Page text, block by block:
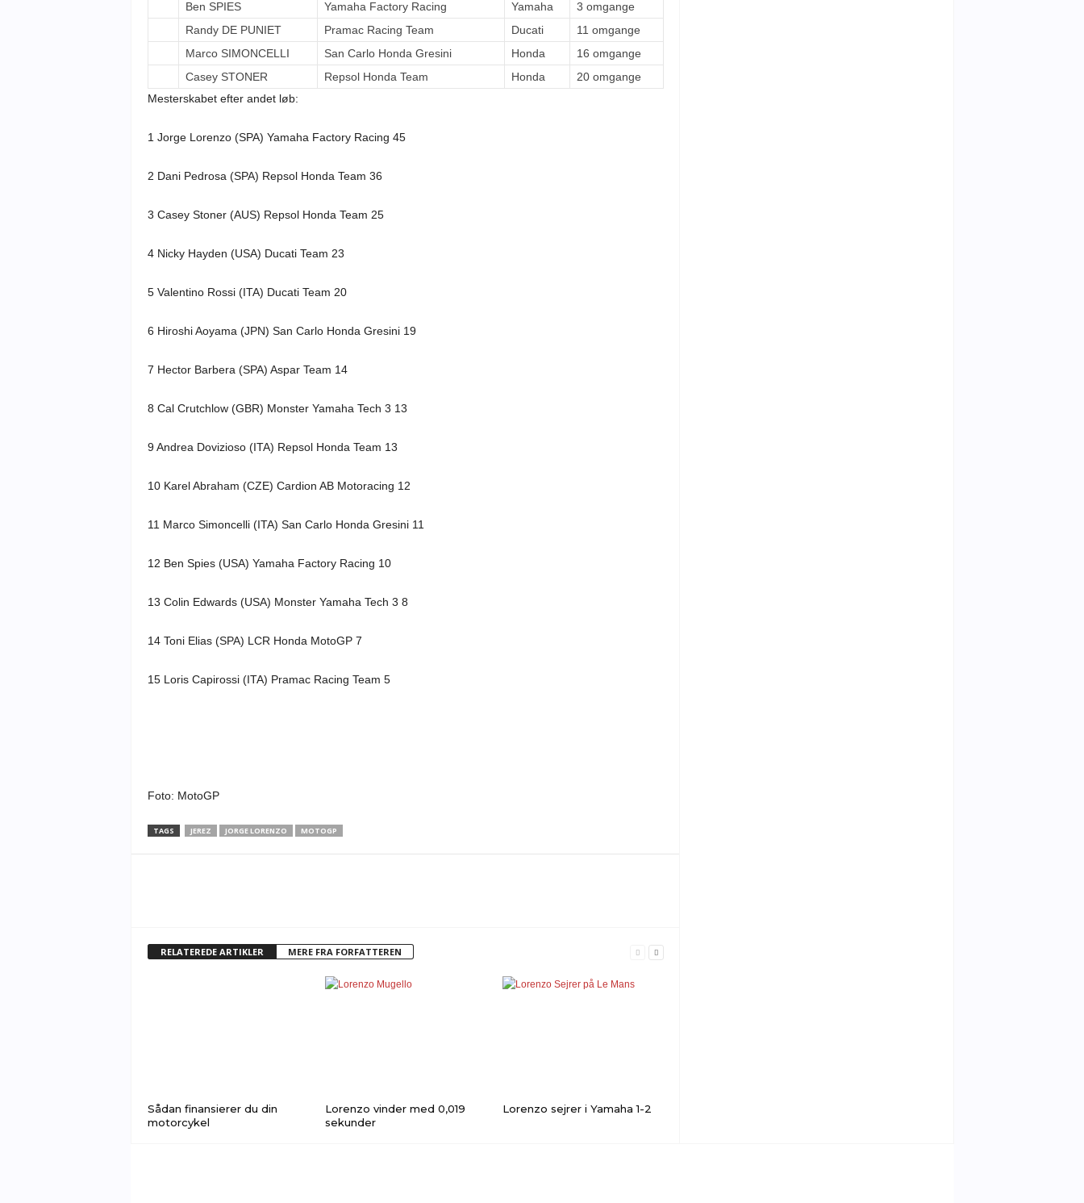
Ben SPIES
Yamaha Factory Racing Yamaha
3 omgange
Randy DE PUNIET
Pramac Racing Team Ducati
11 omgange
Marco SIMONCELLI
San Carlo Honda Gresini Honda
16 omgange
Casey STONER
Repsol Honda Team Honda
20 omgange
Mesterskabet efter andet løb:
1 Jorge Lorenzo (SPA) Yamaha Factory Racing 45
2 Dani Pedrosa (SPA) Repsol Honda Team 36
3 Casey Stoner (AUS) Repsol Honda Team 25
4 Nicky Hayden (USA) Ducati Team 23
5 Valentino Rossi (ITA) Ducati Team 20
6 Hiroshi Aoyama (JPN) San Carlo Honda Gresini 19
7 Hector Barbera (SPA) Aspar Team 14
8 Cal Crutchlow (GBR) Monster Yamaha Tech 3 13
9 Andrea Dovizioso (ITA) Repsol Honda Team 13
10 Karel Abraham (CZE) Cardion AB Motoracing 12
11 Marco Simoncelli (ITA) San Carlo Honda Gresini 11
12 Ben Spies (USA) Yamaha Factory Racing 10
13 Colin Edwards (USA) Monster Yamaha Tech 3 8
14 Toni Elias (SPA) LCR Honda MotoGP 7
15 Loris Capirossi (ITA) Pramac Racing Team 5
Foto: MotoGP
TAGS JEREZ JORGE LORENZO MOTOGP
RELATEREDE ARTIKLER MERE FRA FORFATTEREN
Sådan finansierer du din
motorcykel
Lorenzo vinder med 0,019
sekunder
Lorenzo sejrer i Yamaha 1-2